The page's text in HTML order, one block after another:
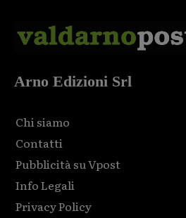
Arno Edizioni Srl
Chi siamo
Contatti
Pubblicità su Vpost
Info Legali
Privacy Policy